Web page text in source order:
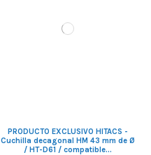
PRODUCTO EXCLUSIVO HITACS -
Cuchilla decagonal HM 43 mm de Ø
/ HT-D61 / compatible...